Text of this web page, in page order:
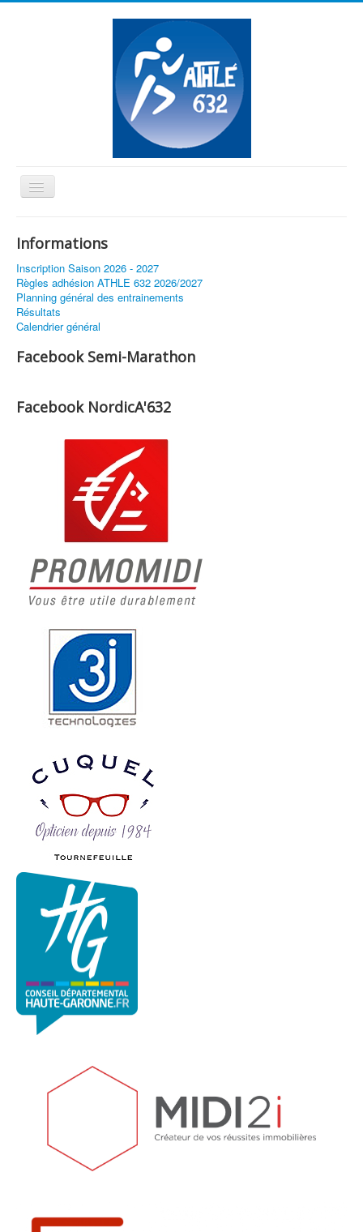
Basculer
la
Vous êtes ici :
Informations
Inscription Saison 2026 - 2027
Règles adhésion ATHLE 632 2026/2027
Planning général des entrainements
Résultats
Calendrier général
Facebook Semi-Marathon
Facebook NordicA'632